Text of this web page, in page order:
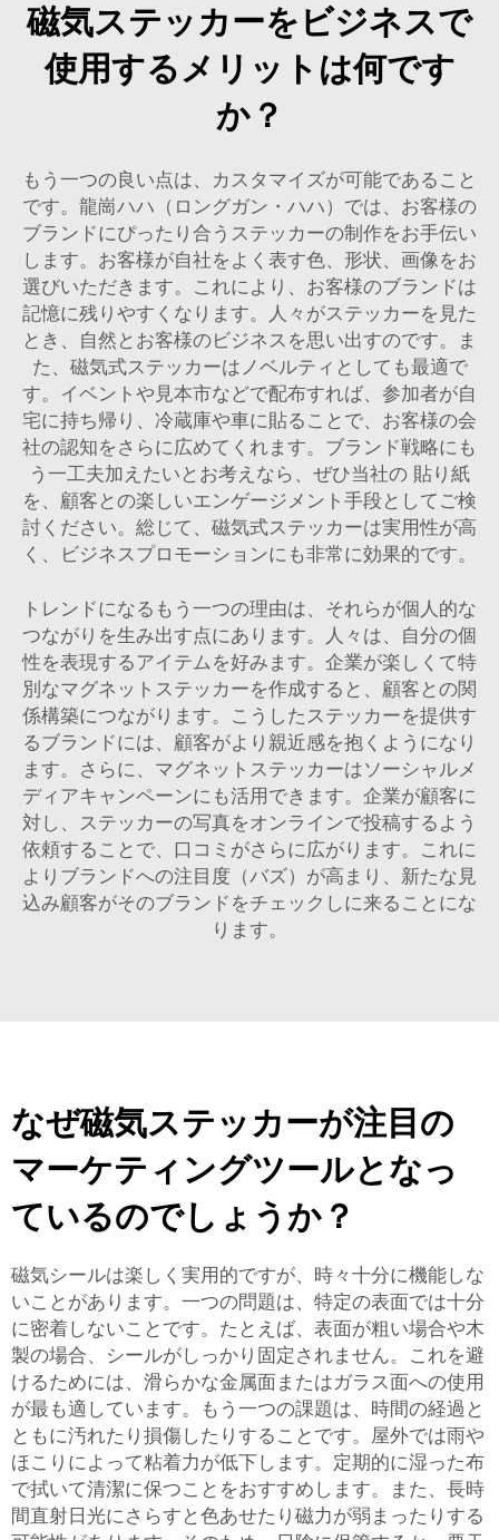
磁気ステッカーをビジネスで
使用するメリットは何です
か？
もう一つの良い点は、カスタマイズが可能であること
です。龍崗ハハ（ロングガン・ハハ）では、お客様の
ブランドにぴったり合うステッカーの制作をお手伝い
します。お客様が自社をよく表す色、形状、画像をお
選びいただきます。これにより、お客様のブランドは
記憶に残りやすくなります。人々がステッカーを見た
とき、自然とお客様のビジネスを思い出すのです。ま
た、磁気式ステッカーはノベルティとしても最適で
す。イベントや見本市などで配布すれば、参加者が自
宅に持ち帰り、冷蔵庫や車に貼ることで、お客様の会
社の認知をさらに広めてくれます。ブランド戦略にも
う一工夫加えたいとお考えなら、ぜひ当社の 貼り紙
を、顧客との楽しいエンゲージメント手段としてご検
討ください。総じて、磁気式ステッカーは実用性が高
く、ビジネスプロモーションにも非常に効果的です。
トレンドになるもう一つの理由は、それらが個人的な
つながりを生み出す点にあります。人々は、自分の個
性を表現するアイテムを好みます。企業が楽しくて特
別なマグネットステッカーを作成すると、顧客との関
係構築につながります。こうしたステッカーを提供す
るブランドには、顧客がより親近感を抱くようになり
ます。さらに、マグネットステッカーはソーシャルメ
ディアキャンペーンにも活用できます。企業が顧客に
対し、ステッカーの写真をオンラインで投稿するよう
依頼することで、口コミがさらに広がります。これに
よりブランドへの注目度（バズ）が高まり、新たな見
込み顧客がそのブランドをチェックしに来ることにな
ります。
なぜ磁気ステッカーが注目の
マーケティングツールとなっ
ているのでしょうか？
磁気シールは楽しく実用的ですが、時々十分に機能しな
いことがあります。一つの問題は、特定の表面では十分
に密着しないことです。たとえば、表面が粗い場合や木
製の場合、シールがしっかり固定されません。これを避
けるためには、滑らかな金属面またはガラス面への使用
が最も適しています。もう一つの課題は、時間の経過と
ともに汚れたり損傷したりすることです。屋外では雨や
ほこりによって粘着力が低下します。定期的に湿った布
で拭いて清潔に保つことをおすすめします。また、長時
間直射日光にさらすと色あせたり磁力が弱まったりする